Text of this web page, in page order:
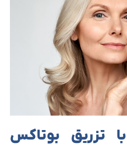
تزریق بوتاکس